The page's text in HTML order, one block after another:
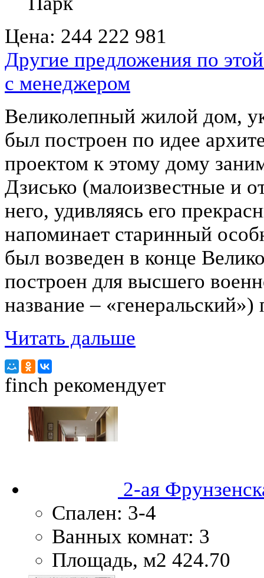
Цена: 244 222 981
Другие предложения по
с менеджером
Великолепный жилой дом,
был построен по идее
проектом к этому дому
Дзисько (малоизвестные и
него, удивляясь его
напоминает старинный
был возведен в конце
построен для высшего
название –
Читать дальше
finch рекомендует
2-ая
Спален: 3-4
Ванных комнат: 3
Площадь, м2 424.70